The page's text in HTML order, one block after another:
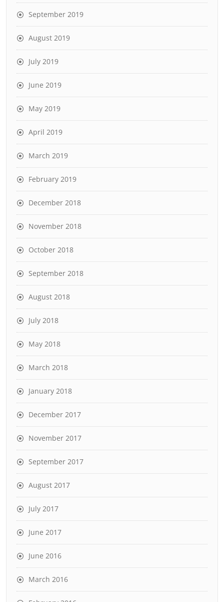
September 2019
August 2019
July 2019
June 2019
May 2019
April 2019
March 2019
February 2019
December 2018
November 2018
October 2018
September 2018
August 2018
July 2018
May 2018
March 2018
January 2018
December 2017
November 2017
September 2017
August 2017
July 2017
June 2017
June 2016
March 2016